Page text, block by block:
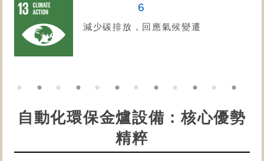
6
減少碳排放，回應氣候變遷
自動化環保金爐設備：核心優勢
精粹